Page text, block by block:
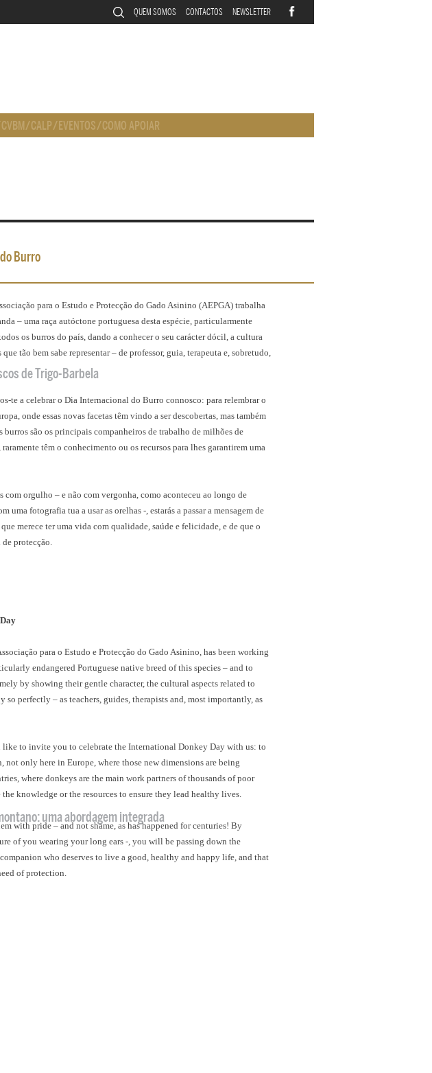
QUEM SOMOS CONTACTOS NEWSLETTER
CVBM/CALP/ EVENTOS/COMO APOIAR
Burro
para o Estudo e Protecção do Gado Asinino (AEPGA) trabalha
– uma raça autóctone portuguesa desta espécie, particularmente
os burros do país, dando a conhecer o seu carácter dócil, a cultura
tão bem sabe representar – de professor, guia, terapeuta e, sobretudo,
te a celebrar o Dia Internacional do Burro connosco: para relembrar o
onde essas novas facetas têm vindo a ser descobertas, mas também
burros são os principais companheiros de trabalho de milhões de
têm o conhecimento ou os recursos para lhes garantirem uma
com orgulho – e não com vergonha, como aconteceu ao longo de
uma fotografia tua a usar as orelhas -, estarás a passar a mensagem de
merece ter uma vida com qualidade, saúde e felicidade, e de que o
protecção.
para o Estudo e Protecção do Gado Asinino, has been working
endangered Portuguese native breed of this species – and to
by showing their gentle character, the cultural aspects related to
so perfectly – as teachers, guides, therapists and, most importantly, as
like to invite you to celebrate the International Donkey Day with us: to
only here in Europe, where those new dimensions are being
where donkeys are the main work partners of thousands of poor
knowledge or the resources to ensure they lead healthy lives.
with pride – and not shame, as has happened for centuries! By
of you wearing your long ears -, you will be passing down the
who deserves to live a good, healthy and happy life, and that
of protection.
de Trigo-Barbela
uma abordagem integrada